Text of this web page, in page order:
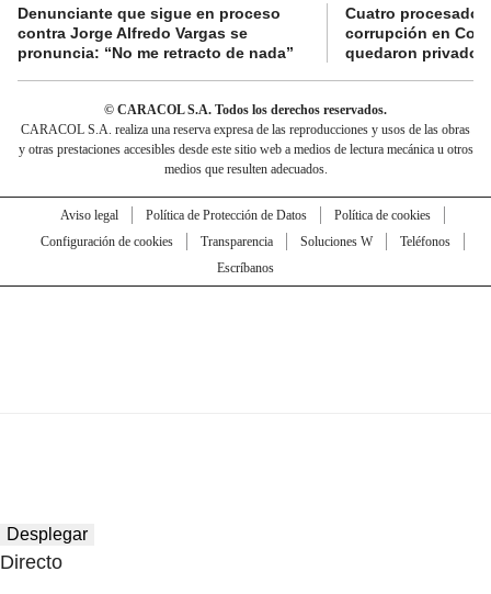
Denunciante que sigue en proceso
contra Jorge Alfredo Vargas se
pronuncia: “No me retracto de nada”
Cuatro
corrupción en
quedaron
© CARACOL S.A. Todos los derechos reservados.
CARACOL S.A. realiza una reserva expresa de las reproducciones y usos de las obras
y otras prestaciones accesibles desde este sitio web a medios de lectura mecánica u otros
medios que resulten adecuados.
Aviso legal Política de Protección de Datos
Política de cookies
Configuración de cookies
Transparencia Soluciones W
Teléfonos
Escríbanos
Desplegar
Directo